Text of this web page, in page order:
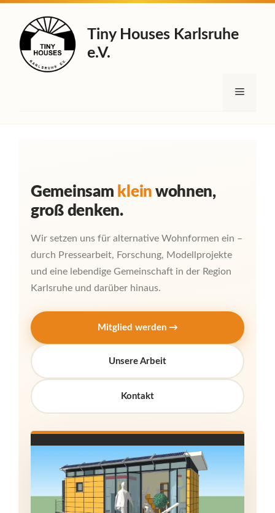
springen
Tiny Houses Karlsruhe
e.V.
Menü
Gemeinsam klein wohnen,
groß denken.
Wir setzen uns für alternative Wohnformen ein –
durch Pressearbeit, Forschung, Modellprojekte
und eine lebendige Gemeinschaft in der Region
Karlsruhe und darüber hinaus.
Mitglied werden →
Unsere Arbeit
Kontakt